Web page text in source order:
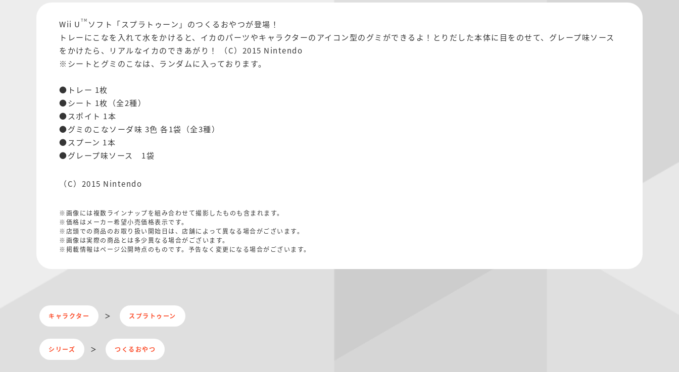
Wii U TM ソフト「スプラトゥーン」のつくるおやつが登場！
トレーにこなを入れて水をかけると、イカのパーツやキャラクターのアイコン型のグミができるよ！とりだした本体に目をのせて、グレープ味ソース
をかけたら、リアルなイカのできあがり！ （C）2015 Nintendo
※シートとグミのこなは、ランダムに入っております。
●トレー 1枚
●シート 1枚（全2種）
●スポイト 1本
●グミのこなソーダ味 3色 各1袋（全3種）
●スプーン 1本
●グレープ味ソース 1袋
（C）2015 Nintendo
※画像には複数ラインナップを組み合わせて撮影したものも含まれます。
※価格はメーカー希望小売価格表示です。
※店頭での商品のお取り扱い開始日は、店舗によって異なる場合がございます。
※画像は実際の商品とは多少異なる場合がございます。
※掲載情報はページ公開時点のものです。予告なく変更になる場合がございます。
キャラクター スプラトゥーン
シリーズ つくるおやつ